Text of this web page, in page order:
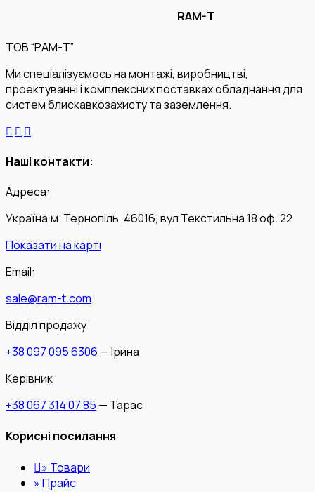
RAM-T
ТОВ “РАМ-Т”
Ми спеціалізуємось на монтажі, виробництві,
проектуванні і комплексних поставках обладнання для
систем блискавкозахисту та заземлення.
Наші контакти:
Адреса:
Україна,м. Тернопіль, 46016, вул Текстильна 18 оф. 22
Показати на карті
Email:
sale@ram-t.com
Відділ продажу
+38 097 095 6306 — Ірина
Керівник
+38 067 314 07 85 — Тарас
Корисні посилання
» Товари
»Прайс